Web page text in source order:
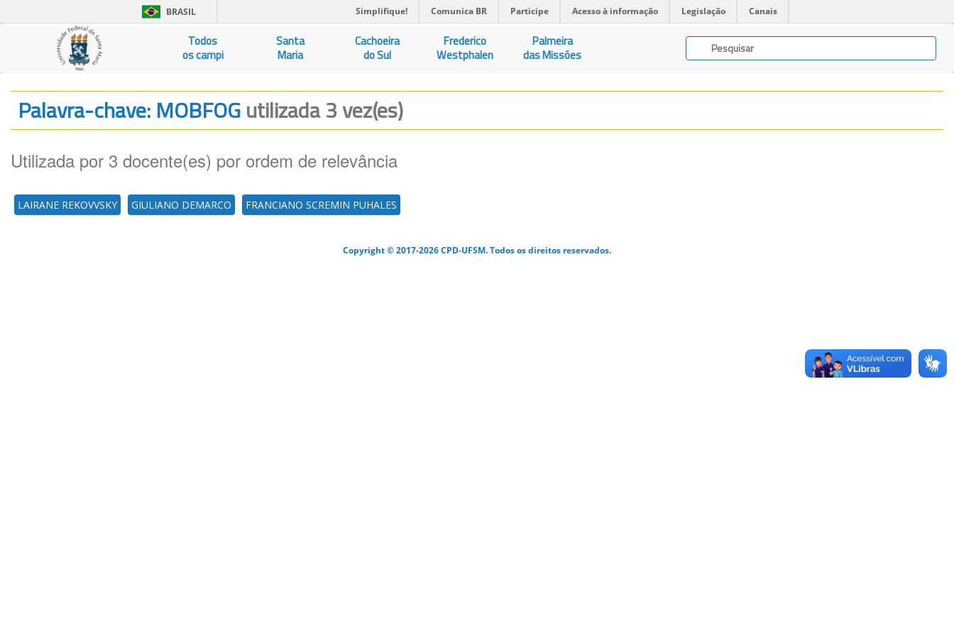
BRASIL Simplifique! Comunica BR Participe Acesso à informação Legislação Canais
Todos
os campi
Santa
Maria
Cachoeira
do Sul
Frederico
Westphalen
Palmeira
das Missões
Palavra-chave: MOBFOGutilizada 3 vez(es)
Utilizada por 3 docente(es) por ordem de relevância
LAIRANE REKOVVSKY GIULIANO DEMARCO FRANCIANO SCREMIN PUHALES
Copyright © 2017-2026 CPD-UFSM. Todos os direitos reservados.